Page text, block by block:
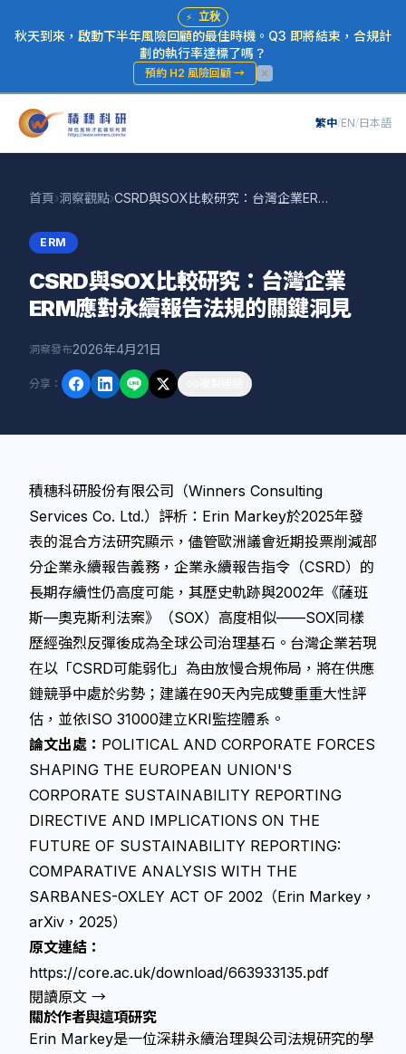
⚡ 立秋
秋天到來，啟動下半年風險回顧的最佳時機。Q3 即將結束，合規計
劃的執行率達標了嗎？
預約 H2 風險回顧 →
繁中/EN/日本語
首頁›洞察觀點› CSRD與SOX比較研究：台灣企業ERM應對永續報告法規的關鍵洞見
ERM
CSRD與SOX比較研究：台灣企業
ERM應對永續報告法規的關鍵洞見
洞察發布2026年4月21日
分享 ：
積穗科研股份有限公司（Winners Consulting
Services Co. Ltd.）評析：Erin Markey於2025年發
表的混合方法研究顯示，儘管歐洲議會近期投票削減部
分企業永續報告義務， 企業永續報告指令（CSRD） 的
長期存續性仍高度可能，其歷史軌跡與2002年《薩班
斯—奧克斯利法案》（SOX）高度相似——SOX同樣
歷經強烈反彈後成為全球公司治理基石。台灣企業若現
在以「CSRD可能弱化」為由放慢合規佈局，將在供應
鏈競爭中處於劣勢；建議在90天內完成雙重重大性評
估，並依ISO 31000建立KRI監控體系。
論文出處： POLITICAL AND CORPORATE FORCES
SHAPING THE EUROPEAN UNION'S
CORPORATE SUSTAINABILITY REPORTING
DIRECTIVE AND IMPLICATIONS ON THE
FUTURE OF SUSTAINABILITY REPORTING:
COMPARATIVE ANALYSIS WITH THE
SARBANES-OXLEY ACT OF 2002（Erin Markey，
arXiv，2025）
原文連結：
https://core.ac.uk/download/663933135.pdf
閱讀原文 →
關於作者與這項研究
Erin Markey是一位深耕永續治理與公司法規研究的學